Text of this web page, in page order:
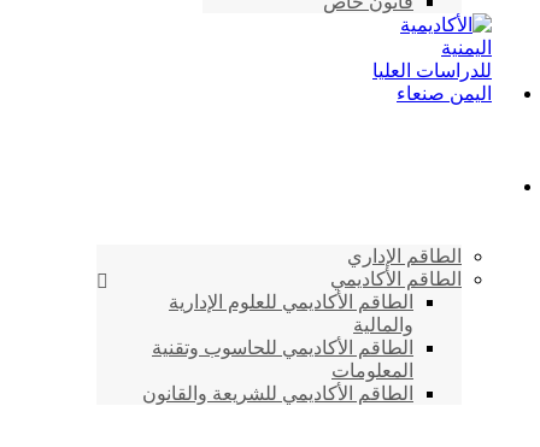
الطاقم الإداري
الطاقم الأكاديمي
الطاقم الأكاديمي للعلوم الإدارية
والمالية
الطاقم الأكاديمي للحاسوب وتقنية
المعلومات
الطاقم الأكاديمي للشريعة والقانون